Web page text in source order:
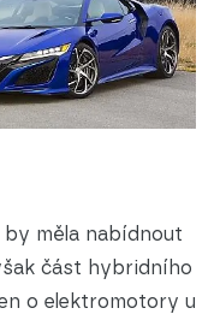
by měla nabídnout
část hybridního
o elektromotory u